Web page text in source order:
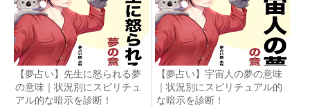
【夢占い】先生に怒られる夢
の意味｜状況別にスピリチュ
アル的な暗示を診断！
【夢占い】宇宙人の夢の意味
｜状況別にスピリチュアル的
な暗示を診断！